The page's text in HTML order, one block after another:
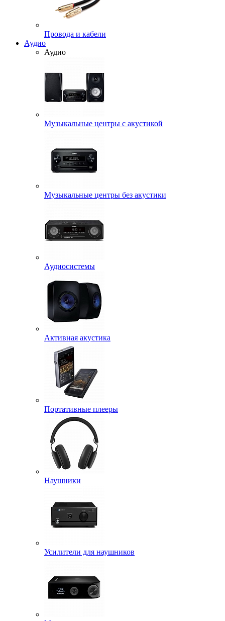
Провода и кабели
Аудио
Аудио
Музыкальные центры с акустикой
Музыкальные центры без акустики
Аудиосистемы
Активная акустика
Портативные плееры
Наушники
Усилители для наушников